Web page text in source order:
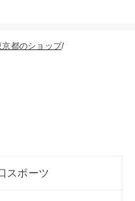
京都のショップ
スポーツ